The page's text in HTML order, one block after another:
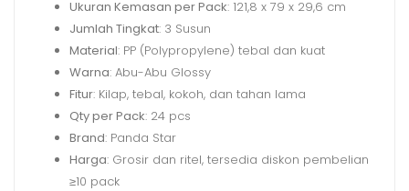
Ukuran Kemasan per Pack: 121,8 x 79 x 29,6 cm
Jumlah Tingkat: 3 Susun
Material: PP (Polypropylene) tebal dan kuat
Warna: Abu-Abu Glossy
Fitur: Kilap, tebal, kokoh, dan tahan lama
Qty per Pack: 24 pcs
Brand: Panda Star
Harga: Grosir dan ritel, tersedia diskon pembelian
≥10 pack